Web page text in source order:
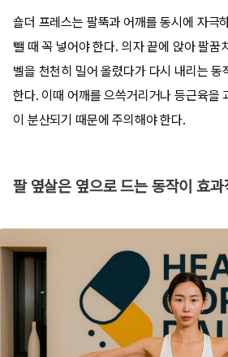
숄더 프레스는 팔뚝과 어깨를 동시에 자극
뺄 때 꼭 넣어야 한다. 의자 끝에 앉아 팔꿈
벨을 천천히 밀어 올렸다가 다시 내리는
한다. 이때 어깨를 으쓱거리거나 등근육을
이 분산되기 때문에 주의해야 한다.
팔 옆살은 옆으로 드는 동작이 효과